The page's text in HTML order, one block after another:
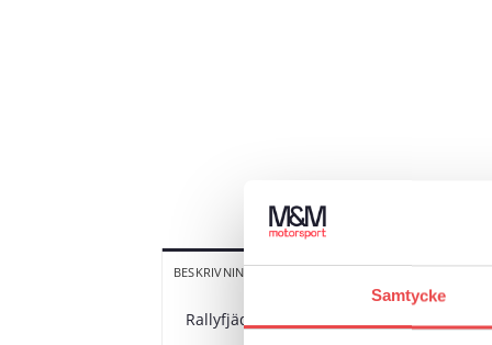
Samtycke
BESKRIVNING YTTERLIGARE INFORMATION
Rallyfjäder fram till Volvo 850 (1991-